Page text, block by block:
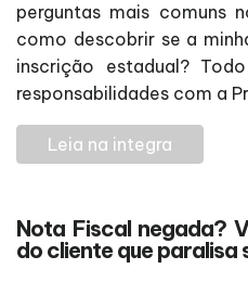
perguntas mais comuns
como descobrir se a
inscrição estadual?
responsabilidades com a
Leia na integra
Nota Fiscal negada?
do cliente que paralisa